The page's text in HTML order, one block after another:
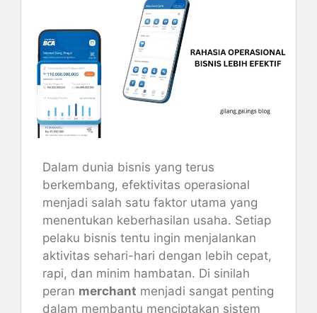
Dalam dunia bisnis yang terus
berkembang, efektivitas operasional
menjadi salah satu faktor utama yang
menentukan keberhasilan usaha. Setiap
pelaku bisnis tentu ingin menjalankan
aktivitas sehari-hari dengan lebih cepat,
rapi, dan minim hambatan. Di sinilah
peran merchant menjadi sangat penting
dalam membantu menciptakan sistem